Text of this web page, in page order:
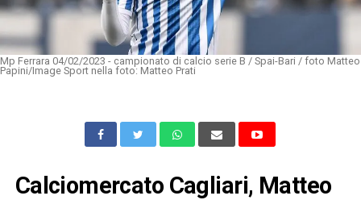
Mp Ferrara 04/02/2023 - campionato di calcio serie B / Spai-Bari / foto Matteo
Papini/Image Sport nella foto: Matteo Prati
Calciomercato Cagliari, Matteo